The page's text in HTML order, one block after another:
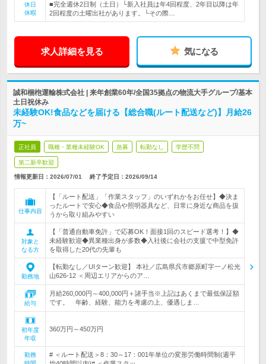
休日
休暇
■完全週休2日制（土日）└新入社員は年4回程度、2年目以降は年
2回程度の土曜出社があります。└その際…
求人詳細を見る 気になる
誠和梱枹運輸株式会社 | 来年創業60年/全国35拠点の物流大手グループ/基本
土日祝休み
未経験OK!食品などを届ける【総合職(ルート配送など)】月給26
万~
正社員 職種・業種未経験OK 急募 転勤なし 学歴不問
第二新卒歓迎
情報更新日：2026/07/01 終了予定日： 2026/09/14
仕事内容
【「ルート配送」「作業スタッフ」のいずれかをお任せ】◆決ま
ったルートで安心◆食品や照明器具など、日常に身近な商品を扱
うから取り組みやすい
対象と
なる方
【「普通自動車免許」で応募OK！面接1回のスピード選考！】◆
未経験歓迎◆異業種出身が多数◆入社後に会社の支援で中型免許
を取得した20代の先輩も
勤務地
【転勤なし／UIターン歓迎】 本社／広島県呉市郷原町字一ノ松光
山626-12 ＜周辺エリアからのア…
給与
月給260,000円～400,000円＋諸手当※上記はあくまで最低保証額
です。 年齢、経験、能力を考慮の上、優遇しま…
初年度
年収
360万円～450万円
勤務
# ＜ルート配送＞8：30～17：001年単位の変形労働時間制(週平